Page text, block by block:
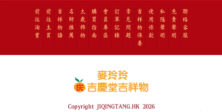
前
往
淘
寶
前
往
主
頁
吉
祥
物
語
名
師
推
薦
太
歲
飾
物
購
買
指
南
會
員
專
區
訂
單
記
錄
常
見
問
題
吉
祥
物
保
養
使
用
條
款
私
隱
聲
明
免
責
聲
明
聯
絡
客
服
Copyright JIQINGTANG.HK 2026